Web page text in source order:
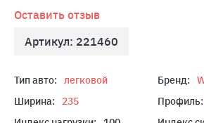
Оставить отзыв
Артикул: 221460
Тип авто: легковой Бренд:
Ширина:
235 Профиль: